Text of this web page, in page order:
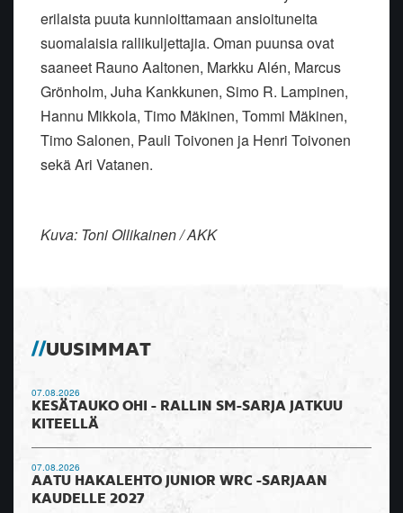
erilaista puuta kunnioittamaan ansioituneita
suomalaisia rallikuljettajia. Oman puunsa ovat
saaneet Rauno Aaltonen, Markku Alén, Marcus
Grönholm, Juha Kankkunen, Simo R. Lampinen,
Hannu Mikkola, Timo Mäkinen, Tommi Mäkinen,
Timo Salonen, Pauli Toivonen ja Henri Toivonen
sekä Ari Vatanen.
Kuva: Toni Ollikainen / AKK
UUSIMMAT
07.08.2026
KESÄTAUKO OHI - RALLIN SM-SARJA JATKUU
KITEELLÄ
07.08.2026
AATU HAKALEHTO JUNIOR WRC -SARJAAN
KAUDELLE 2027